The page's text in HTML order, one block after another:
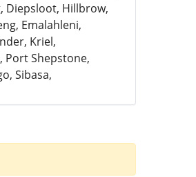
Diepsloot, Hillbrow,
Emalahleni,
Kriel,
Port Shepstone,
Sibasa,